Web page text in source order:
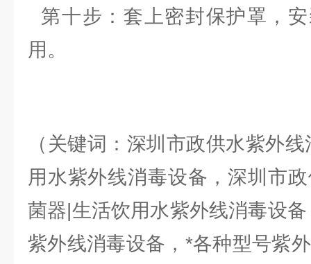
第十步：套上密封保护罩，
用。
（关键词：深圳市政供水紫外
用水紫外线消毒设备，深圳市
菌器|生活饮用水紫外线消毒设
紫外线消毒设备，*各种型号紫